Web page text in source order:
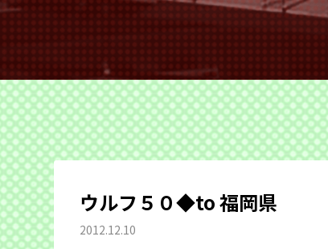
ウルフ５０◆to 福岡県
2012.12.10